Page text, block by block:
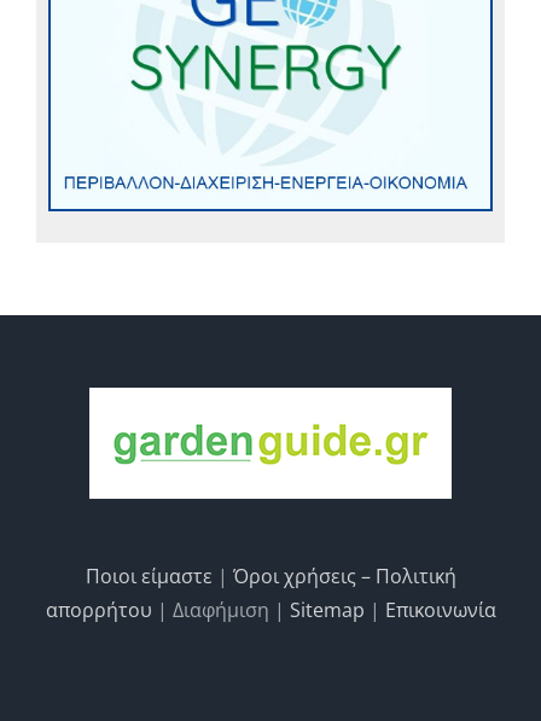
Ποιοι είμαστε | Όροι χρήσεις – Πολιτική
απορρήτου | Διαφήμιση | Sitemap | Επικοινωνία